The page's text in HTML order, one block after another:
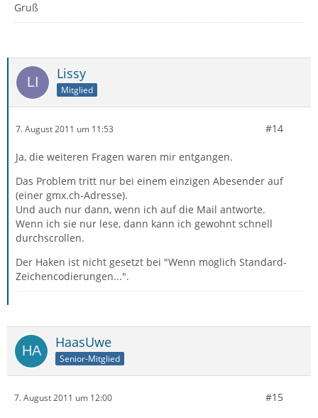
Gruß
Lissy
Mitglied
7. August 2011 um 11:53 #14
Ja, die weiteren Fragen waren mir entgangen.
Das Problem tritt nur bei einem einzigen Abesender auf
(einer gmx.ch-Adresse).
Und auch nur dann, wenn ich auf die Mail antworte.
Wenn ich sie nur lese, dann kann ich gewohnt schnell
durchscrollen.
Der Haken ist nicht gesetzt bei "Wenn möglich Standard-
Zeichencodierungen...".
HaasUwe
Senior-Mitglied
7. August 2011 um 12:00 #15